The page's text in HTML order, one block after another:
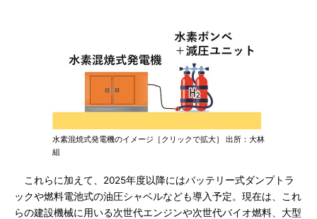
水素混焼式発電機のイメージ［クリックで拡大］ 出所：大林
組
これらに加えて、2025年度以降にはバッテリー式ダンプトラ
ックや燃料電池式の油圧シャベルなども導入予定。現在は、これ
らの建設機械に用いる次世代エンジンや次世代バイオ燃料、大型